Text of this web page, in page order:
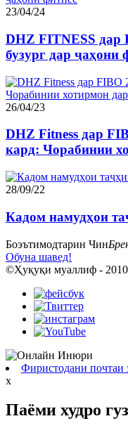
23/04/24
DHZ FITNESS дар
бузург дар ҷаҳони
26/04/23
DHZ Fitness дар
кард: Чорабинии
28/09/22
Кадом намудҳои
Боэътимодтарин Чин
Обуна шавед!
©Ҳуқуқи муаллиф -
Фиристодани почтаи
x
Паёми худро